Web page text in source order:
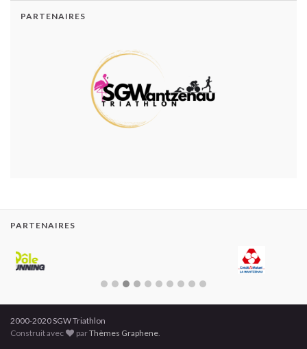
PARTENAIRES
Construit avec
parThèmes Graphene